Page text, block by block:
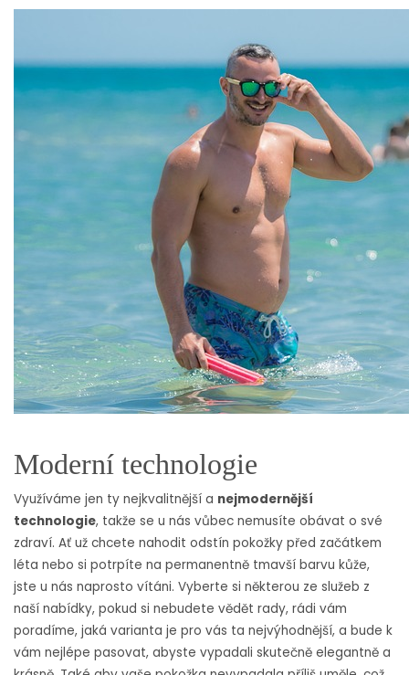
Moderní technologie
Využíváme jen ty nejkvalitnější a nejmodernější
technologie, takže se u nás vůbec nemusíte obávat o své
zdraví. Ať už chcete nahodit odstín pokožky před začátkem
léta nebo si potrpíte na permanentně tmavší barvu kůže,
jste u nás naprosto vítáni. Vyberte si některou ze služeb z
naší nabídky, pokud si nebudete vědět rady, rádi vám
poradíme, jaká varianta je pro vás ta nejvýhodnější, a bude k
vám nejlépe pasovat, abyste vypadali skutečně elegantně a